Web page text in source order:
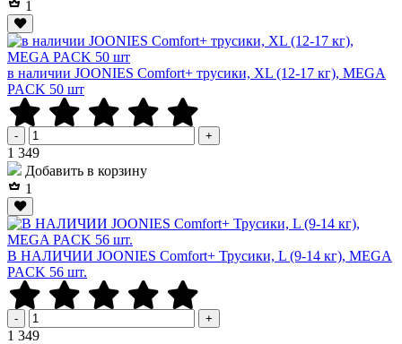
1
в наличии JOONIES Comfort+ трусики, XL (12-17 кг), MEGA
PACK 50 шт
- +
1 349Р
Добавить в корзину
1
В НАЛИЧИИ JOONIES Comfort+ Трусики, L (9-14 кг), MEGA
PACK 56 шт.
- +
1 349Р